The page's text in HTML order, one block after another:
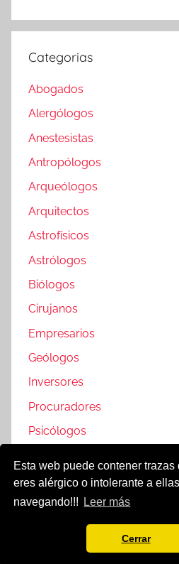
Esta web puede contener trazas
eres alérgico o intolerante a
navegando!!!
Leer más
Cerrar
Categorias
Abogados
Alergólogos
Anestesistas
Antropólogos
Arqueólogos
Arquitectos
Astrofísicos
Astrólogos
Biólogos
Cirujanos
Empresarios
Geólogos
Inversores
Procuradores
Psicólogos
Famosos
Política de Cookies